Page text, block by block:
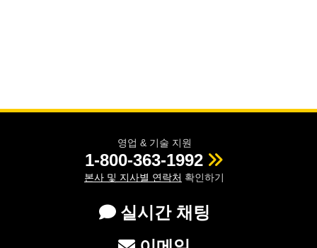
영업 & 기술 지원
1-800-363-1992
본사 및 지사별 연락처 확인하기
실시간 채팅